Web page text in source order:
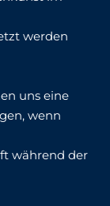
werden
uns eine
wenn
während der